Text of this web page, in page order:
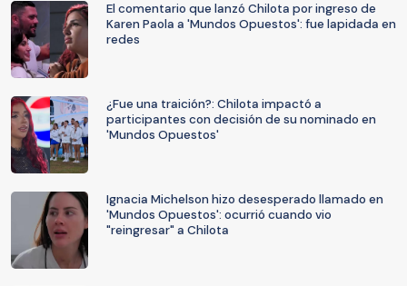
El comentario que lanzó Chilota por ingreso de
Karen Paola a 'Mundos Opuestos': fue lapidada en
redes
¿Fue una traición?: Chilota impactó a
participantes con decisión de su nominado en
'Mundos Opuestos'
Ignacia Michelson hizo desesperado llamado en
'Mundos Opuestos': ocurrió cuando vio
"reingresar" a Chilota